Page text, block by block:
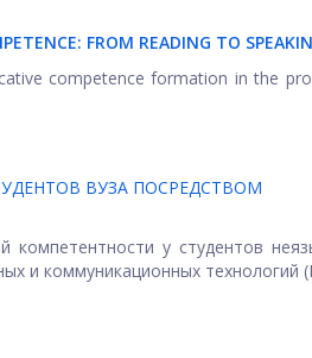
FROM READING TO
competence formation in the
ВУЗА ПОСРЕДСТВОМ
компетентности у студентов
и коммуникационных технологий